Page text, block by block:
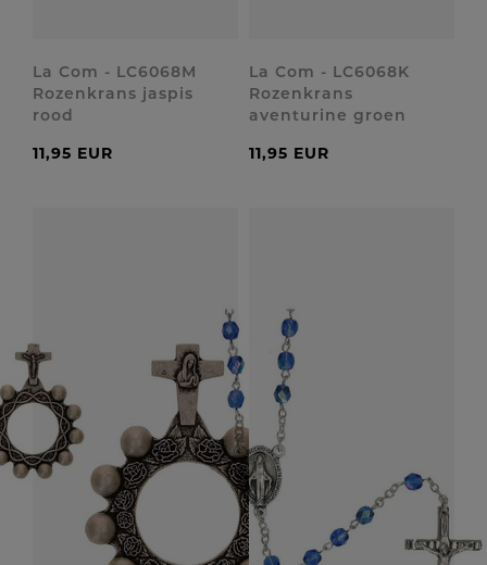
La Com - LC6068M
Rozenkrans jaspis
rood
11,95 EUR
La Com - LC6068K
Rozenkrans
aventurine groen
11,95 EUR